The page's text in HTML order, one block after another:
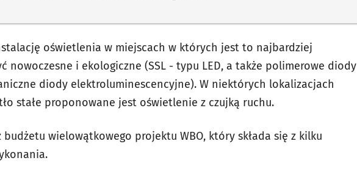
oświetlenia w miejscach w których jest to najbardziej
nowoczesne i ekologiczne (SSL - typu LED, a także polimerowe diody
diody elektroluminescencyjne). W niektórych lokalizacjach
stałe proponowane jest oświetlenie z czujką ruchu.
wielowątkowego projektu WBO, który składa się z kilku